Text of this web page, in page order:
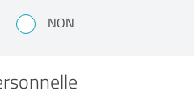
NON